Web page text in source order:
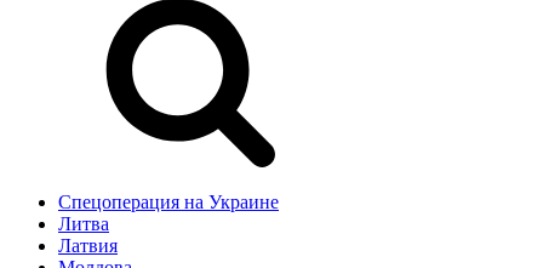
Спецоперация на Украине
Литва
Латвия